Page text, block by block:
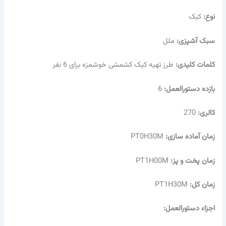
نوع:کیک
سبک آشپزی: ملل
کلمات کلیدی: طرز تهیه کیک کشمشی خوشمزه برای 6 نفر
بازده دستورالعمل:6
کالری:270
زمان آماده سازی: PT0H30M
زمان پخت و پز: PT1H00M
زمان کل: PT1H30M
اجزاء دستورالعمل: